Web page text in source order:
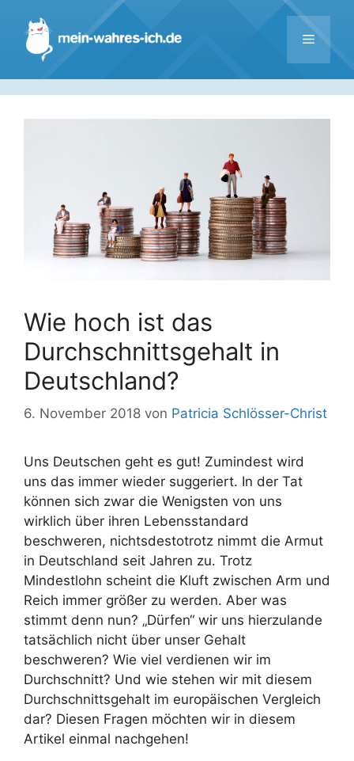
Inhalt
springen
Menü
Wie hoch ist das
Durchschnittsgehalt in
Deutschland?
6. November 2018 von Patricia Schlösser-Christ
Uns Deutschen geht es gut! Zumindest wird
uns das immer wieder suggeriert. In der Tat
können sich zwar die Wenigsten von uns
wirklich über ihren Lebensstandard
beschweren, nichtsdestotrotz nimmt die Armut
in Deutschland seit Jahren zu. Trotz
Mindestlohn scheint die Kluft zwischen Arm und
Reich immer größer zu werden. Aber was
stimmt denn nun? „Dürfen“ wir uns hierzulande
tatsächlich nicht über unser Gehalt
beschweren? Wie viel verdienen wir im
Durchschnitt? Und wie stehen wir mit diesem
Durchschnittsgehalt im europäischen Vergleich
dar? Diesen Fragen möchten wir in diesem
Artikel einmal nachgehen!